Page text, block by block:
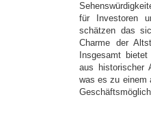
für Investoren
schätzen das
Charme der
Insgesamt
aus historischer
was es zu einem